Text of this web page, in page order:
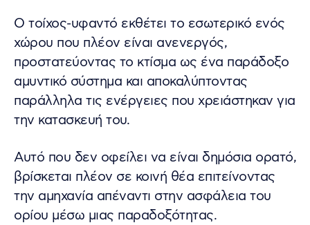
Ο τοίχος-υφαντό εκθέτει το εσωτερικό ενός
χώρου που πλέον είναι ανενεργός,
προστατεύοντας το κτίσμα ως ένα παράδοξο
αμυντικό σύστημα και αποκαλύπτοντας
παράλληλα τις ενέργειες που χρειάστηκαν για
την κατασκευή του.
Αυτό που δεν οφείλει να είναι δημόσια ορατό,
βρίσκεται πλέον σε κοινή θέα επιτείνοντας
την αμηχανία απέναντι στην ασφάλεια του
ορίου μέσω μιας παραδοξότητας.